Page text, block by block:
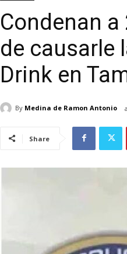
Condenan
de causarle
Drink en
By Medina de Ramon Antonio
Share